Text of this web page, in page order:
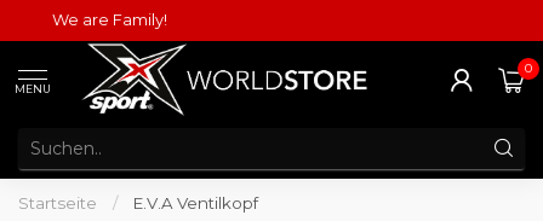
We are Family!
MENU
0
Startseite / E.V.A Ventilkopf